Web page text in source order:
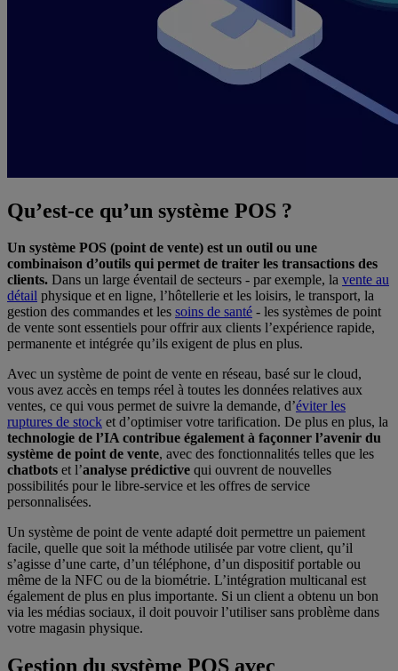
Qu’est-ce qu’un système POS ?
Un système POS (point de vente) est un outil ou une
combinaison d’outils qui permet de traiter les transactions des
clients. Dans un large éventail de secteurs - par exemple, la vente au
détail physique et en ligne, l’hôtellerie et les loisirs, le transport, la
gestion des commandes et les soins de santé - les systèmes de point
de vente sont essentiels pour offrir aux clients l’expérience rapide,
permanente et intégrée qu’ils exigent de plus en plus.
Avec un système de point de vente en réseau, basé sur le cloud,
vous avez accès en temps réel à toutes les données relatives aux
ventes, ce qui vous permet de suivre la demande, d’éviter les
ruptures de stock et d’optimiser votre tarification. De plus en plus, la
technologie de l’IA contribue également à façonner l’avenir du
système de point de vente, avec des fonctionnalités telles que les
chatbots et l’analyse prédictive qui ouvrent de nouvelles
possibilités pour le libre-service et les offres de service
personnalisées.
Un système de point de vente adapté doit permettre un paiement
facile, quelle que soit la méthode utilisée par votre client, qu’il
s’agisse d’une carte, d’un téléphone, d’un dispositif portable ou
même de la NFC ou de la biométrie. L’intégration multicanal est
également de plus en plus importante. Si un client a obtenu un bon
via les médias sociaux, il doit pouvoir l’utiliser sans problème dans
votre magasin physique.
Gestion du système POS avec